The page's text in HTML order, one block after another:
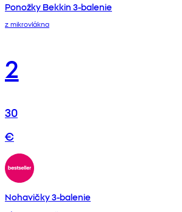
Ponožky Bekkin 3-balenie
z mikrovlákna
2
30
€
Nohavičky 3-balenie